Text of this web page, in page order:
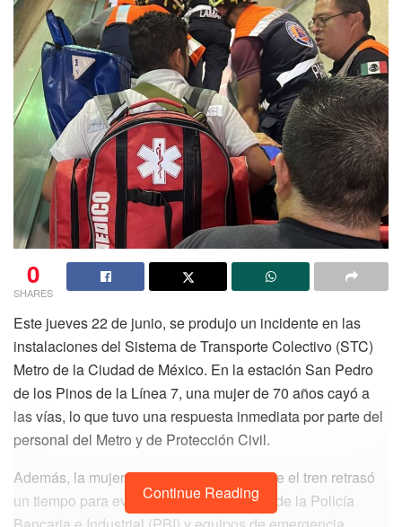
0
SHARES
Este jueves 22 de junio, se produjo un incidente en las
instalaciones del Sistema de Transporte Colectivo (STC)
Metro de la Ciudad de México. En la estación San Pedro
de los Pinos de la Línea 7, una mujer de 70 años cayó a
las vías, lo que tuvo una respuesta inmediata por parte del
personal del Metro y de Protección Civil.
Además, la mujer no perdió la vida, ya que el tren retrasó
un tiempo para evitar arrollarla. Personal de la Policía
Continue Reading